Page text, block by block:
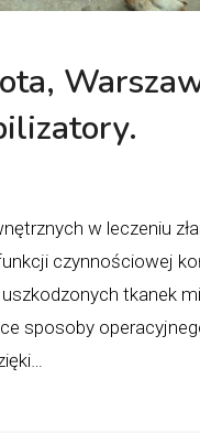
w leczeniu
czynnościowej
tkanek
sposoby